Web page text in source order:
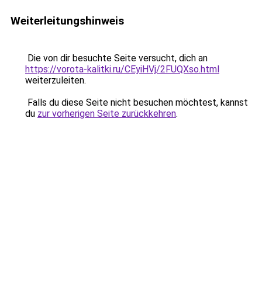
Weiterleitungshinweis
Die von dir besuchte Seite versucht, dich an
https://vorota-kalitki.ru/CEyiHVj/2FUQXso.html
weiterzuleiten.
Falls du diese Seite nicht besuchen möchtest, kannst
du zur vorherigen Seite zurückkehren.